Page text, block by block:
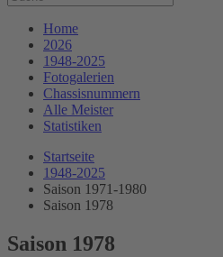
Home
2026
1948-2025
Fotogalerien
Chassisnummern
Alle Meister
Statistiken
Startseite
1948-2025
Saison 1971-1980
Saison 1978
Saison 1978